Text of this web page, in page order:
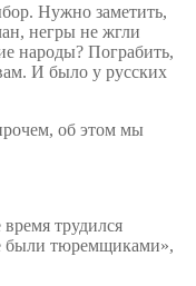
Нужно заметить,
негры не жгли
народы? Пограбить,
И было у русских
об этом мы
трудился
были тюремщиками»,